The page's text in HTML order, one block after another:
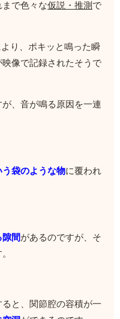
まで色々な仮説・推測 で
り、ポキッと鳴った瞬
像で記録されたそうで
、音が鳴る原因を一連
う袋のような物に覆われ
間があるのですが、そ
と、関節腔の容積が一